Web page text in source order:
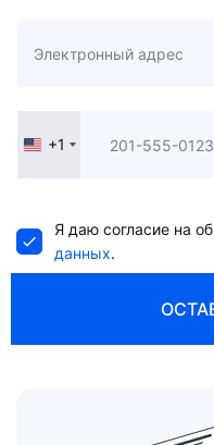
United
+1
Я даю согласие на
данных.